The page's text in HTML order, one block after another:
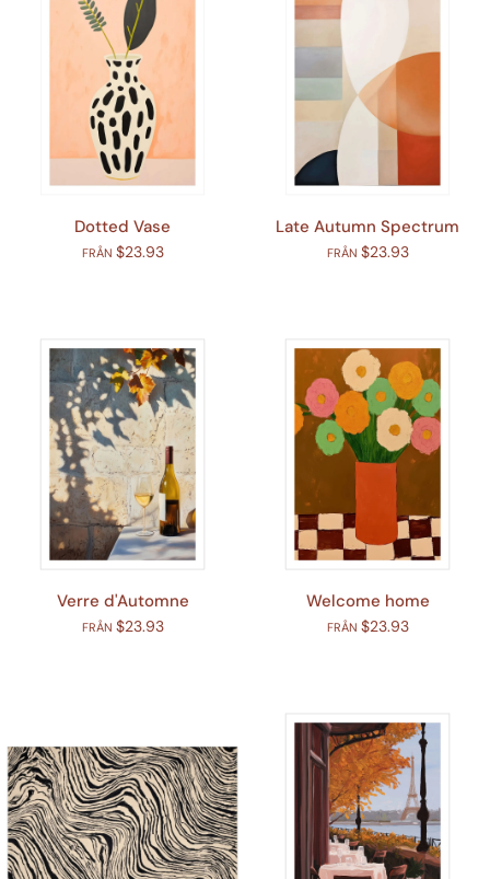
Dotted Vase
FRÅN $23.93
Late Autumn Spectrum
FRÅN $23.93
Verre d'Automne
FRÅN $23.93
Welcome home
FRÅN $23.93